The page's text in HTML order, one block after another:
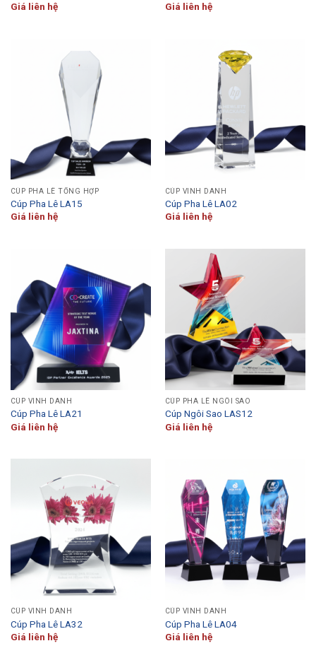
Giá liên hệ
Giá liên hệ
CÚP PHA LÊ TỔNG HỢP
Cúp Pha Lê LA15
Giá liên hệ
CÚP VINH DANH
Cúp Pha Lê LA02
Giá liên hệ
CÚP VINH DANH
Cúp Pha Lê LA21
Giá liên hệ
CÚP PHA LÊ NGÔI SAO
Cúp Ngôi Sao LAS12
Giá liên hệ
CÚP VINH DANH
Cúp Pha Lê LA32
Giá liên hệ
CÚP VINH DANH
Cúp Pha Lê LA04
Giá liên hệ